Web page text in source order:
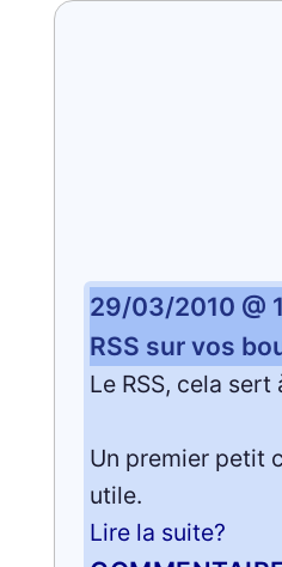
29/03/2010 @
RSS sur vos
Le RSS, cela
Un premier petit
utile.
Lire la suite?